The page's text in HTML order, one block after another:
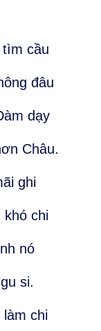
cầu
đâu
dạy
Châu.
ghi
khó chi
nó
si.
chi